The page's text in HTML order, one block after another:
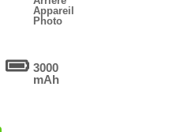
Appareil
Photo
3000
mAh